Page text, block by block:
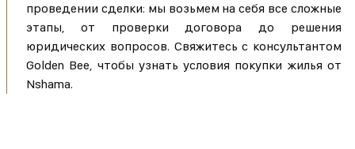
проведении сделки: мы возьмем на себя все сложные
этапы, от проверки договора до решения
юридических вопросов. Свяжитесь с консультантом
Golden Bee, чтобы узнать условия покупки жилья от
Nshama.